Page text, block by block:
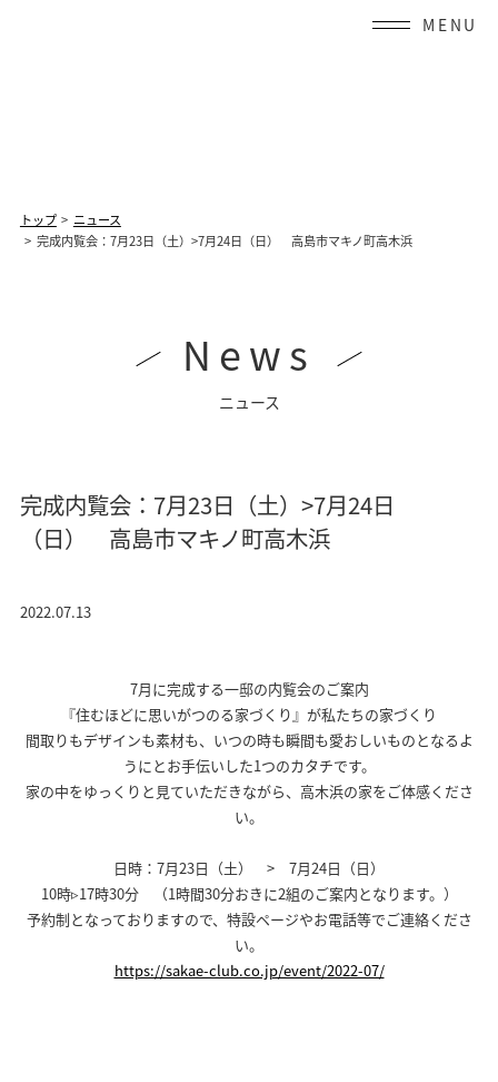
トップ
ニュース
完成内覧会：7月23日（土）>7月24日（日） 高島市マキノ町高木浜
News
ニュース
完成内覧会：7月23日（土）>7月24日
（日） 高島市マキノ町高木浜
2022.07.13
7月に完成する一邸の内覧会のご案内
『住むほどに思いがつのる家づくり』が私たちの家づくり
間取りもデザインも素材も、いつの時も瞬間も愛おしいものとなるよ
うにとお手伝いした1つのカタチです。
家の中をゆっくりと見ていただきながら、高木浜の家をご体感くださ
い。
日時：7月23日（土） > 7月24日（日）
10時▹17時30分 （1時間30分おきに2組のご案内となります。）
予約制となっておりますので、特設ページやお電話等でご連絡くださ
い。
https://sakae-club.co.jp/event/2022-07/